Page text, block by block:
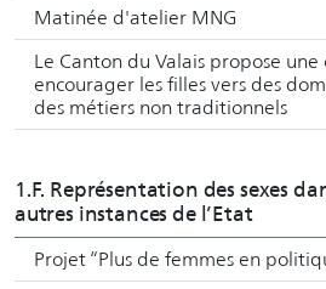
», la collaboration entre les
fait dans le cadre du plan d’action
vue de la mise en œuvre de la
CI) et de la feuille de route contre
en œuvre sont fournies par les
Matinée d'atelier MNG
Le Canton du Valais propose
encourager les filles vers des
des métiers non traditionnels
1.F. Représentation des sexes
autres instances de l’Etat
Projet “Plus de femmes en